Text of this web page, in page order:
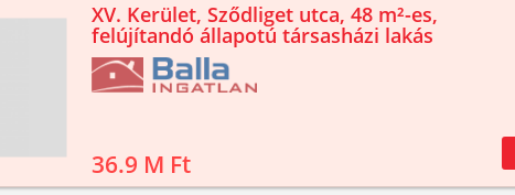
XV. Kerület, Sződliget utca, 48 m²-es,
felújítandó állapotú társasházi lakás
36.9 M Ft